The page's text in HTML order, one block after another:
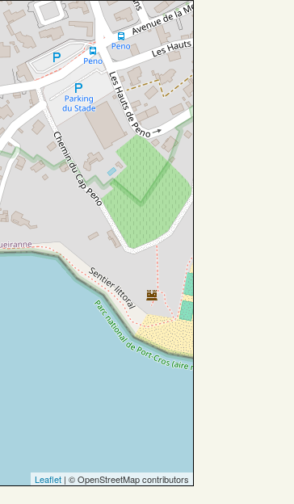
Leaflet | © OpenStreetMap contributors